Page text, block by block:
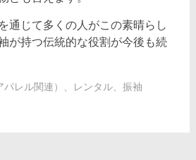
通じて多くの人がこの素晴らし
が持つ伝統的な役割が今後も続
レル関連） 、 レンタル、 振袖